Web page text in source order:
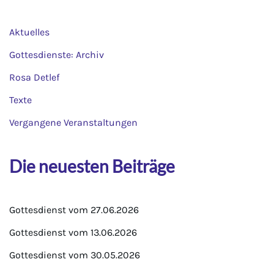
Aktuelles
Gottesdienste: Archiv
Rosa Detlef
Texte
Vergangene Veranstaltungen
Die neuesten Beiträge
Gottesdienst vom 27.06.2026
Gottesdienst vom 13.06.2026
Gottesdienst vom 30.05.2026